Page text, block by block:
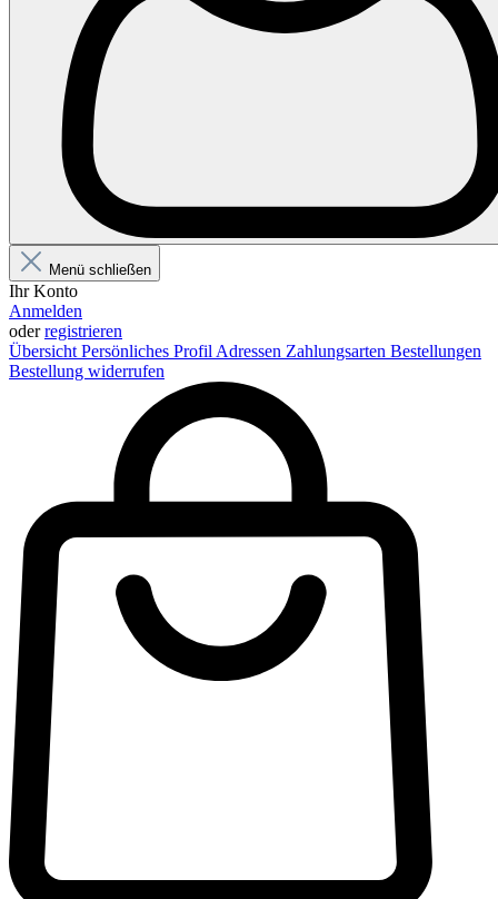
Menü schließen
Ihr Konto
Anmelden
oderregistrieren
Übersicht Persönliches Profil Adressen Zahlungsarten Bestellungen
Bestellung widerrufen